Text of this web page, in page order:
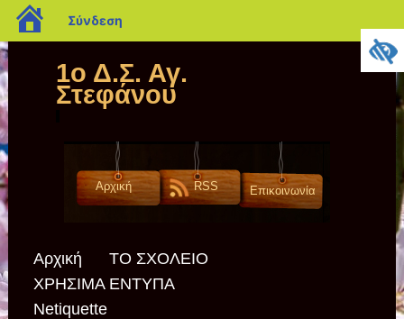
blogs.sch.gr
Σύνδεση
1ο Δ.Σ. Αγ.
Στεφάνου
Αρχική RSS Επικοινωνία
Αρχική
ΤΟ ΣΧΟΛΕΙΟ
ΧΡΗΣΙΜΑ ΕΝΤΥΠΑ
Netiquette